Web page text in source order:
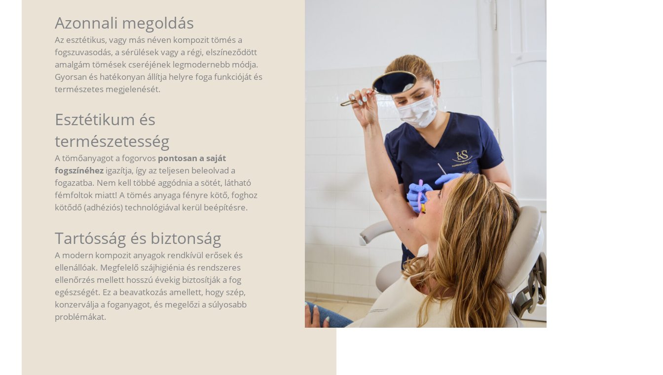
Azonnali megoldás
Az esztétikus, vagy más néven kompozit tömés a
fogszuvasodás, a sérülések vagy a régi, elszíneződött
amalgám tömések cseréjének legmodernebb módja.
Gyorsan és hatékonyan állítja helyre foga funkcióját és
természetes megjelenését.
Esztétikum és
természetesség
A tömőanyagot a fogorvos pontosan a saját
fogszínéhezigazítja, így az teljesen beleolvad a
fogazatba. Nem kell többé aggódnia a sötét, látható
fémfoltok miatt! A tömés anyaga fényre kötő, foghoz
kötődő (adhéziós) technológiával kerül beépítésre.
Tartósság és biztonság
A modern kompozit anyagok rendkívül erősek és
ellenállóak. Megfelelő szájhigiénia és rendszeres
ellenőrzés mellett hosszú évekig biztosítják a fog
egészségét. Ez a beavatkozás amellett, hogy szép,
konzerválja a foganyagot, és megelőzi a súlyosabb
problémákat.